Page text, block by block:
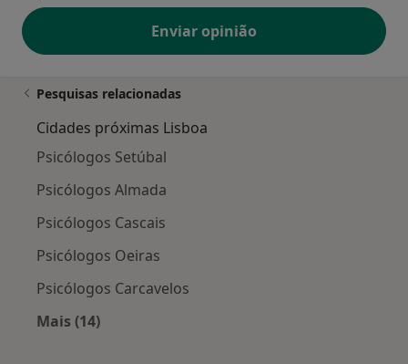
Enviar opinião
Pesquisas relacionadas
Cidades próximas Lisboa
Psicólogos Setúbal
Psicólogos Almada
Psicólogos Cascais
Psicólogos Oeiras
Psicólogos Carcavelos
Mais (14)